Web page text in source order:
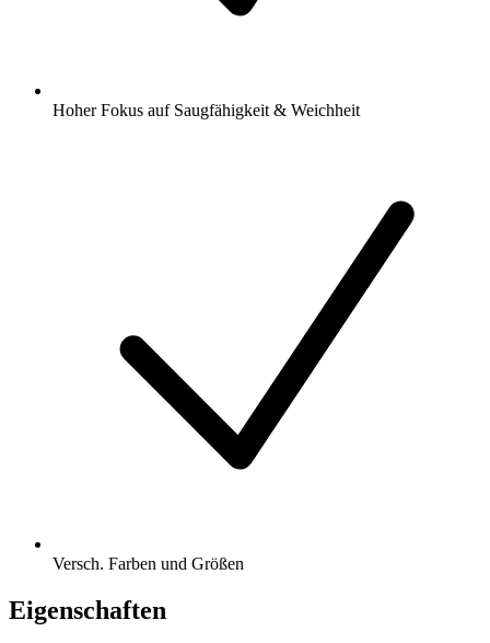
Hoher Fokus auf Saugfähigkeit & Weichheit
Versch. Farben und Größen
Eigenschaften